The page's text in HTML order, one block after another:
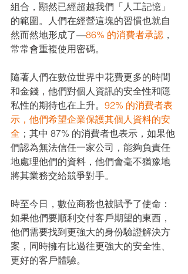
組合，顯然已經超越我們「人工記憶」
的範圍。人們在經營這塊的習慣也就自
然而然地形成了—86% 的消費者承認 ，
常常會重複使用密碼。
隨著人們在數位世界中花費更多的時間
和金錢，他們對個人資訊的安全性和隱
私性的期待也在上升。 92% 的消費者表
示，他們希望企業保護其個人資料的安
全 ；其中 87% 的消費者也表示，如果他
們認為無法信任一家公司，能夠負責任
地處理他們的資料，他們會毫不猶豫地
將其業務交給競爭對手。
時至今日，數位商務也被賦予了使命：
如果他們要順利交付客戶期望的東西，
他們需要找到更強大的身份驗證解決方
案，同時擁有比過往更強大的安全性、
更好的客戶體驗。